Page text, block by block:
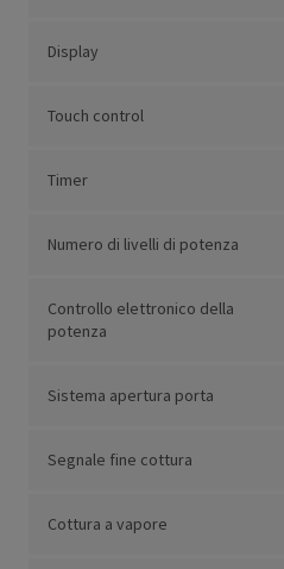
Display
Touch control
Timer
Numero di livelli di potenza
Controllo elettronico della
potenza
Sistema apertura porta
Segnale fine cottura
Cottura a vapore